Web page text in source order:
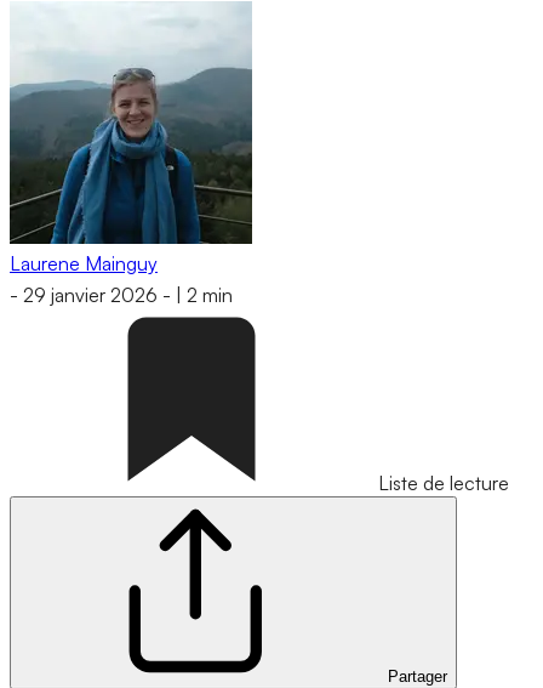
Laurene Mainguy
- 29 janvier 2026 - 2 min
Liste de lecture
Partager